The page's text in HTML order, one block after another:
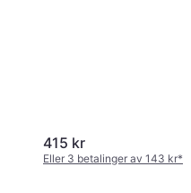
415 kr
Eller 3 betalinger av 143 kr*